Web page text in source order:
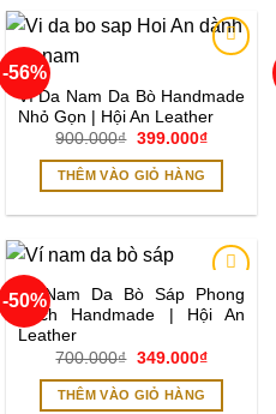
-56%
wishlist
Ví Da Nam Da Bò Handmade
Nhỏ Gọn | Hội An Leather
900.000₫ Giá
là:
900.000₫.
399.000₫Giá
THÊM VÀO GIỎ HÀNG
-50%
Add to
wishlist
Ví Nam Da Bò Sáp Phong
Cách Handmade | Hội An
Leather
700.000₫ Giá
là:
700.000₫.
349.000₫Giá
tại
THÊM VÀO GIỎ HÀNG